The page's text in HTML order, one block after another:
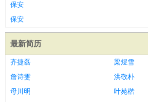
保安
保安
最新简历
齐捷磊
梁煜雪
詹诗雯
洪敬朴
母川明
叶苑楷